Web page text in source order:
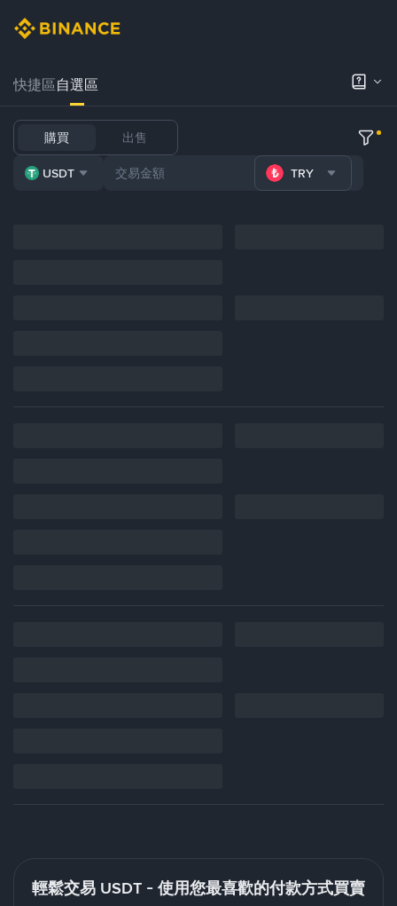
快捷區自選區
購買 出售
USDT TRY
輕鬆交易 USDT - 使用您最喜歡的付款方式買賣